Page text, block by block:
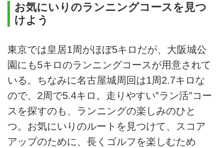
お気にいりのランニングコースを見つ
けよう
東京では皇居1周がほぼ5キロだが、大阪城公
園にも5キロのランニングコースが用意されて
いる。ちなみに名古屋城周回は1周2.7キロな
ので、2周で5.4キロ。走りやすい‟ラン活”コー
スを探すのも、ランニングの楽しみのひと
つ。お気にいりのルートを見つけて、スコア
アップのために、長くゴルフを楽しむため